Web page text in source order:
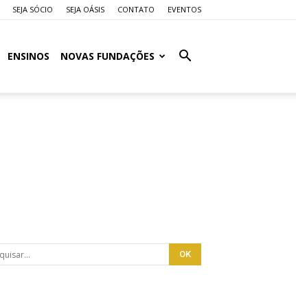
SEJA SÓCIO SEJA OÁSIS CONTATO EVENTOS
ENSINOS NOVAS FUNDAÇÕES